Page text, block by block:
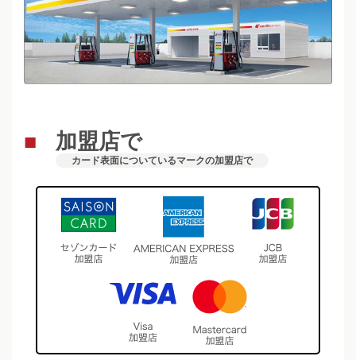
加盟店で
カード表面についているマークの加盟店で